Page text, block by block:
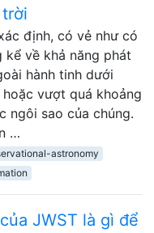
định, có vẻ như có
kể về khả năng phát
hành tinh dưới
vượt quá khoảng
ngôi sao của chúng.
…
astronomy
JWST là gì để